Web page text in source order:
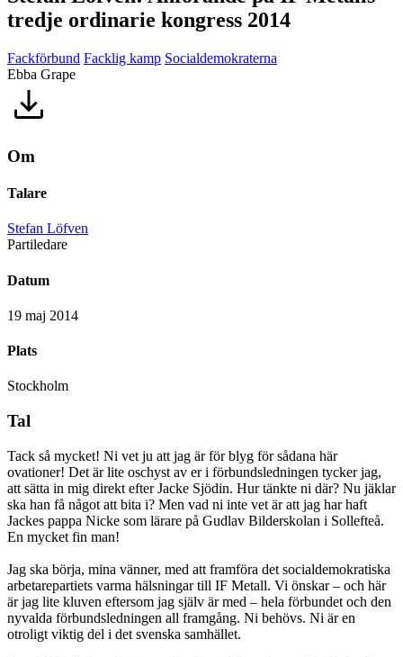
tredje ordinarie kongress 2014
Fackförbund Facklig kamp Socialdemokraterna
Ebba Grape
Om
Talare
Stefan Löfven
Partiledare
Datum
19 maj 2014
Plats
Stockholm
Tal
Tack så mycket! Ni vet ju att jag är för blyg för sådana här
ovationer! Det är lite oschyst av er i förbundsledningen tycker jag,
att sätta in mig direkt efter Jacke Sjödin. Hur tänkte ni där? Nu jäklar
ska han få något att bita i? Men vad ni inte vet är att jag har haft
Jackes pappa Nicke som lärare på Gudlav Bilderskolan i Sollefteå.
En mycket fin man!
Jag ska börja, mina vänner, med att framföra det socialdemokratiska
arbetarepartiets varma hälsningar till IF Metall. Vi önskar – och här
är jag lite kluven eftersom jag själv är med – hela förbundet och den
nyvalda förbundsledningen all framgång. Ni behövs. Ni är en
otroligt viktig del i det svenska samhället.